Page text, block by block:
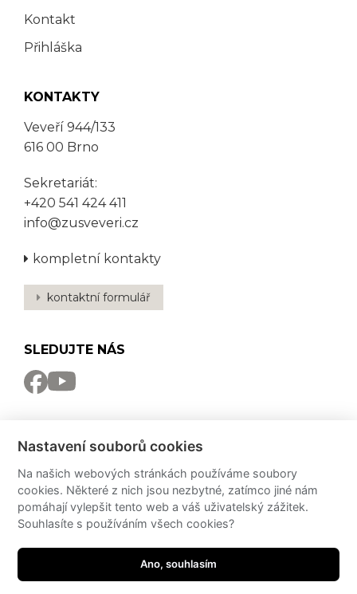
Kontakt
Přihláška
KONTAKTY
Veveří 944/133
616 00 Brno
Sekretariát:
+420 541 424 411
info@zusveveri.cz
kompletní kontakty
kontaktní formulář
SLEDUJTE NÁS
PRO MÉDIA
Nastavení souborů cookies
Na našich webových stránkách používáme soubory
cookies. Některé z nich jsou nezbytné, zatímco jiné nám
pomáhají vylepšit tento web a váš uživatelský zážitek.
Souhlasíte s používáním všech cookies?
Ano, souhlasím